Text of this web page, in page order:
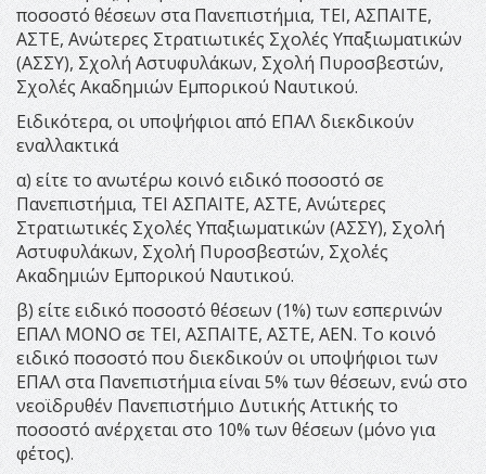
ποσοστό θέσεων στα Πανεπιστήμια, ΤΕΙ, ΑΣΠΑΙΤΕ,
ΑΣΤΕ, Ανώτερες Στρατιωτικές Σχολές Υπαξιωματικών
(ΑΣΣΥ), Σχολή Αστυφυλάκων, Σχολή Πυροσβεστών,
Σχολές Ακαδημιών Εμπορικού Ναυτικού.
Ειδικότερα, οι υποψήφιοι από ΕΠΑΛ διεκδικούν
εναλλακτικά
α) είτε το ανωτέρω κοινό ειδικό ποσοστό σε
Πανεπιστήμια, ΤΕΙ ΑΣΠΑΙΤΕ, ΑΣΤΕ, Ανώτερες
Στρατιωτικές Σχολές Υπαξιωματικών (ΑΣΣΥ), Σχολή
Αστυφυλάκων, Σχολή Πυροσβεστών, Σχολές
Ακαδημιών Εμπορικού Ναυτικού.
β) είτε ειδικό ποσοστό θέσεων (1%) των εσπερινών
ΕΠΑΛ ΜΟΝΟ σε ΤΕΙ, ΑΣΠΑΙΤΕ, ΑΣΤΕ, ΑΕΝ. Το κοινό
ειδικό ποσοστό που διεκδικούν οι υποψήφιοι των
ΕΠΑΛ στα Πανεπιστήμια είναι 5% των θέσεων, ενώ στο
νεοϊδρυθέν Πανεπιστήμιο Δυτικής Αττικής το
ποσοστό ανέρχεται στο 10% των θέσεων (μόνο για
φέτος).